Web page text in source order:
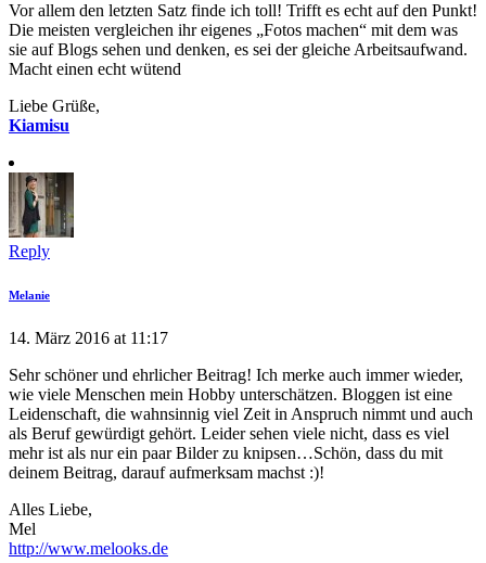
Vor allem den letzten Satz finde ich toll! Trifft es echt auf den Punkt!
Die meisten vergleichen ihr eigenes „Fotos machen“ mit dem was
sie auf Blogs sehen und denken, es sei der gleiche Arbeitsaufwand.
Macht einen echt wütend
Liebe Grüße,
Kiamisu
Reply
Melanie
14. März 2016 at 11:17
Sehr schöner und ehrlicher Beitrag! Ich merke auch immer wieder,
wie viele Menschen mein Hobby unterschätzen. Bloggen ist eine
Leidenschaft, die wahnsinnig viel Zeit in Anspruch nimmt und auch
als Beruf gewürdigt gehört. Leider sehen viele nicht, dass es viel
mehr ist als nur ein paar Bilder zu knipsen…Schön, dass du mit
deinem Beitrag, darauf aufmerksam machst :)!
Alles Liebe,
Mel
http://www.melooks.de